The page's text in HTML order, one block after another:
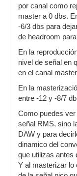
por canal como
master a 0 dbs.
-6/3 dbs para
de headroom
En la
nivel de señal en
en el canal
En la
entre -12 y -8/7
Como puedes
señal RMS, sino
DAW y para
dinamico del
que utilizas antes
Y al masterizar lo